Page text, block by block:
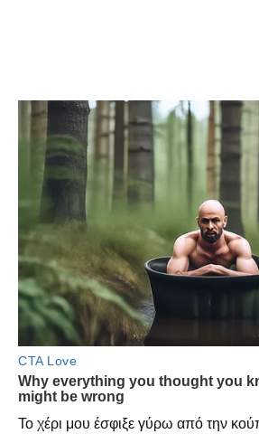
Το χέρι μου έσφιξε γύρω από την